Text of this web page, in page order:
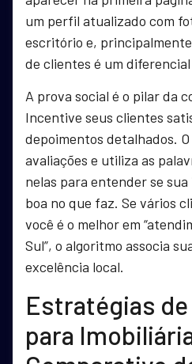
um perfil atualizado com
escritório e,
de clientes é um
A prova social é o pilar da
Incentive seus clientes
depoimentos detalhados. O
avaliações e utiliza as
nelas para entender se
boa no que faz. Se vários
você é o melhor em
Sul”, o algoritmo associa
excelência local.
Estratégias
para